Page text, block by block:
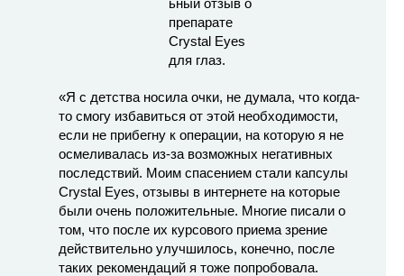
«Я с детства носила очки, не думала, что когда-
то смогу избавиться от этой необходимости,
если не прибегну к операции, на которую я не
осмеливалась из-за возможных негативных
последствий. Моим спасением стали капсулы
Crystal Eyes, отзывы в интернете на которые
были очень положительные. Многие писали о
том, что после их курсового приема зрение
действительно улучшилось, конечно, после
таких рекомендаций я тоже попробовала.